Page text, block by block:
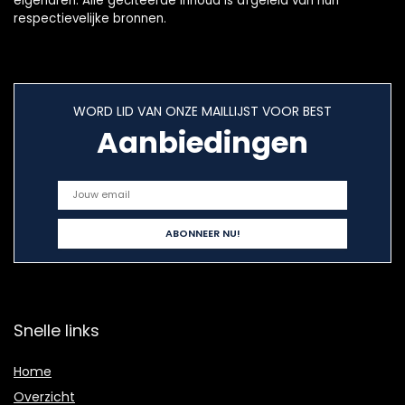
respectievelijke bronnen.
WORD LID VAN ONZE MAILLIJST VOOR BEST
Aanbiedingen
Snelle links
Home
Overzicht